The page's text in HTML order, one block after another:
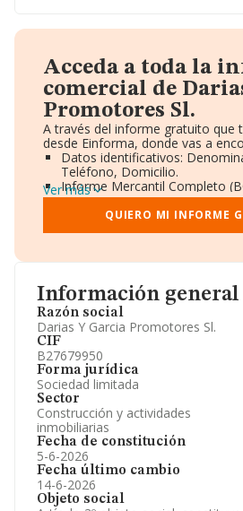
Información general
Razón social
Darias Y Garcia Promotores Sl.
CIF
B27679950
Forma jurídica
Sociedad limitada
Sector
Construcción y actividades
inmobiliarias
Fecha de constitución
5-6-2026
Fecha último cambio
14-6-2026
Objeto social
Acceda a toda la
comercial de
Promotores Sl.
A través del informe gratuito que
desde Einforma, donde vas a
Datos identificativos:
Teléfono, Domicilio.
Informe Mercantil Completo
Gráficos de Evolución Ventas
Consejo de Administración y
Directivos y Ejecutivos.
Información oficial y registral
Ver más
QUIERO MI INFORME